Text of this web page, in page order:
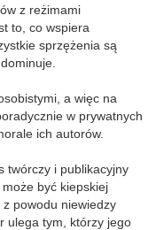
z reżimami
to, co wspiera
sprzężenia są
a więc na
w prywatnych
ich autorów.
twórczy i publikacyjny
być kiepskiej
z powodu niewiedzy
ulega tym, którzy jego